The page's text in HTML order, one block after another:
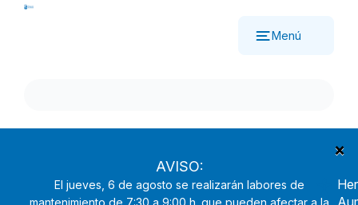
Pasar
Menú
×
AVISO:
El jueves, 6 de agosto se realizarán labores de
mantenimiento de 7:30 a 9:00 h. que pueden afectar a la